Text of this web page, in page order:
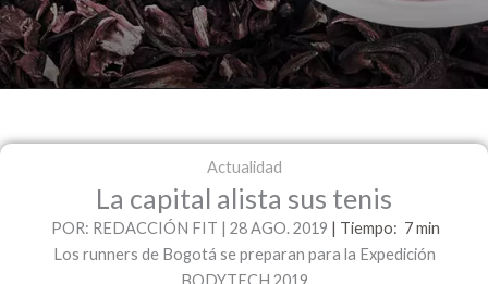
Actualidad
La capital alista sus tenis
POR: REDACCIÓN FIT | 28 AGO. 2019 | Tiempo: 7min
Los runners de Bogotá se preparan para la Expedición
BODYTECH 2019